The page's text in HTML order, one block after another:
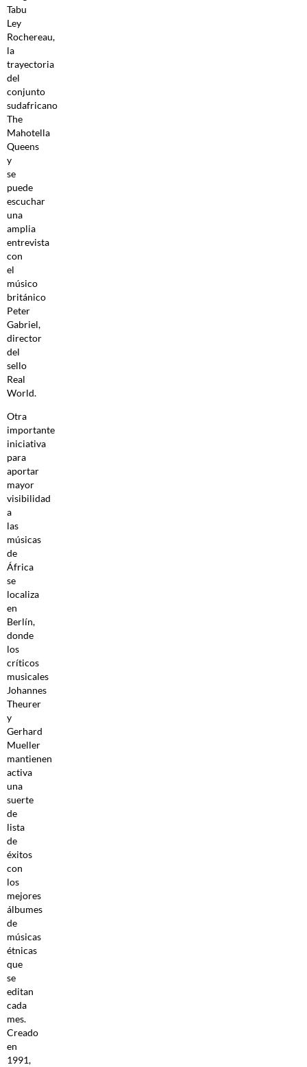
Tabu
Ley
Rochereau,
la
trayectoria
del
conjunto
sudafricano
The
Mahotella
Queens
y
se
puede
escuchar
una
amplia
entrevista
con
el
músico
británico
Peter
Gabriel,
director
del
sello
Real
World.
Otra
importante
iniciativa
para
aportar
mayor
visibilidad
a
las
músicas
de
África
se
localiza
en
Berlín,
donde
los
críticos
musicales
Johannes
Theurer
y
Gerhard
Mueller
mantienen
activa
una
suerte
de
lista
de
éxitos
con
los
mejores
álbumes
de
músicas
étnicas
que
se
editan
cada
mes.
Creado
en
1991,